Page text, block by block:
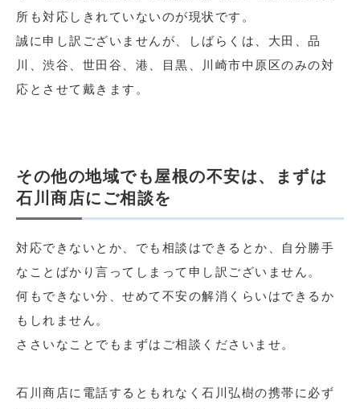
所も対応しきれていないのが現状です。
誠に申し訳ございませんが、しばらくは、大田、品
川、渋谷、世田谷、港、目黒、川崎市中原区のみの対
応とさせて戴きます。
その他の地域でも屋根の不安は、まずは
石川商店にご相談を
対応できないとか、でも相談はできるとか、自分勝手
なことばかり言ってしまって申し訳ございません。
何もできない分、せめて不安の解消くらいはできるか
もしれません。
ささいなことでもまずはご相談くださいませ。
石川商店に電話するともれなく石川弘樹の携帯に必ず